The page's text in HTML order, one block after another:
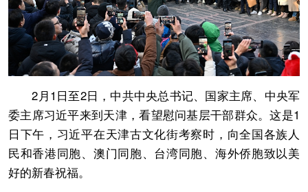
2月1日至2日，中共中央总书记、国家主席、中央军
委主席习近平来到天津，看望慰问基层干部群众。这是1
日下午，习近平在天津古文化街考察时，向全国各族人
民和香港同胞、澳门同胞、台湾同胞、海外侨胞致以美
好的新春祝福。